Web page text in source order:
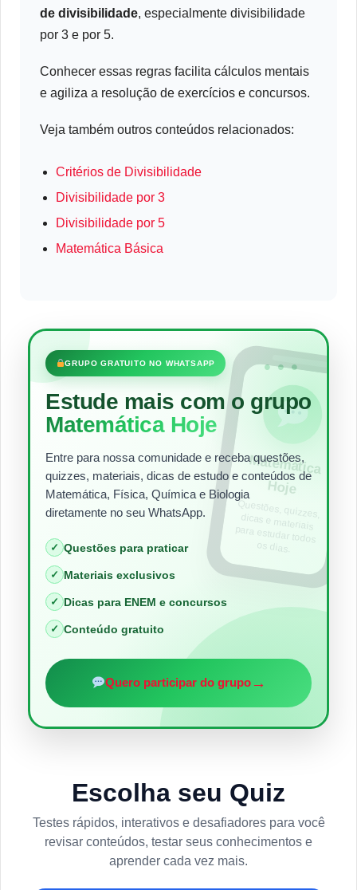
de divisibilidade, especialmente divisibilidade
por 3 e por 5.
Conhecer essas regras facilita cálculos mentais
e agiliza a resolução de exercícios e concursos.
Veja também outros conteúdos relacionados:
Critérios de Divisibilidade
Divisibilidade por 3
Divisibilidade por 5
Matemática Básica
•••
GRUPO GRATUITO NO WHATSAPP
Estude mais com o grupo
Matemática Hoje
Entre para nossa comunidade e receba questões,
quizzes, materiais, dicas de estudo e conteúdos de
Matemática, Física, Química e Biologia
diretamente no seu WhatsApp.
✓ Questões para praticar
✓ Materiais exclusivos
✓ Dicas para ENEM e concursos
✓ Conteúdo gratuito
Quero participar do grupo→
Matem
ática
Hoje
Questões, quizzes,
dicas e materiais
para estudar todos
os dias.
Escolha seu Quiz
Testes rápidos, interativos e desafiadores para você
revisar conteúdos, testar seus conhecimentos e
aprender cada vez mais.